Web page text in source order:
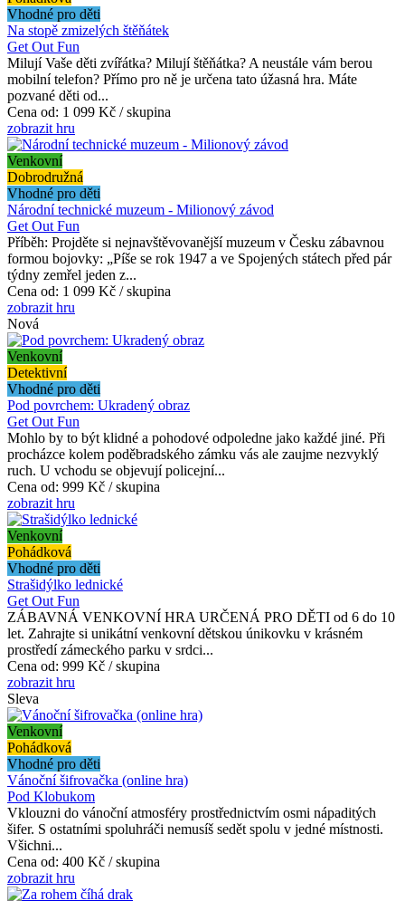
Vhodné pro děti
Na stopě zmizelých štěňátek
Get Out Fun
Milují Vaše děti zvířátka? Milují štěňátka? A neustále vám berou
mobilní telefon? Přímo pro ně je určena tato úžasná hra. Máte
pozvané děti od...
Cena od: 1 099 Kč / skupina
zobrazit hru
Venkovní
Dobrodružná
Vhodné pro děti
Národní technické muzeum - Milionový závod
Get Out Fun
Příběh: Projděte si nejnavštěvovanější muzeum v Česku zábavnou
formou bojovky: „Píše se rok 1947 a ve Spojených státech před pár
týdny zemřel jeden z...
Cena od: 1 099 Kč / skupina
zobrazit hru
Nová
Venkovní
Detektivní
Vhodné pro děti
Pod povrchem: Ukradený obraz
Get Out Fun
Mohlo by to být klidné a pohodové odpoledne jako každé jiné. Při
procházce kolem poděbradského zámku vás ale zaujme nezvyklý
ruch. U vchodu se objevují policejní...
Cena od: 999 Kč / skupina
zobrazit hru
Venkovní
Pohádková
Vhodné pro děti
Strašidýlko lednické
Get Out Fun
ZÁBAVNÁ VENKOVNÍ HRA URČENÁ PRO DĚTI od 6 do 10
let. Zahrajte si unikátní venkovní dětskou únikovku v krásném
prostředí zámeckého parku v srdci...
Cena od: 999 Kč / skupina
zobrazit hru
Sleva
Venkovní
Pohádková
Vhodné pro děti
Vánoční šifrovačka (online hra)
Pod Klobukom
Vklouzni do vánoční atmosféry prostřednictvím osmi nápaditých
šifer. S ostatními spoluhráči nemusíš sedět spolu v jedné místnosti.
Všichni...
Cena od: 400 Kč / skupina
zobrazit hru